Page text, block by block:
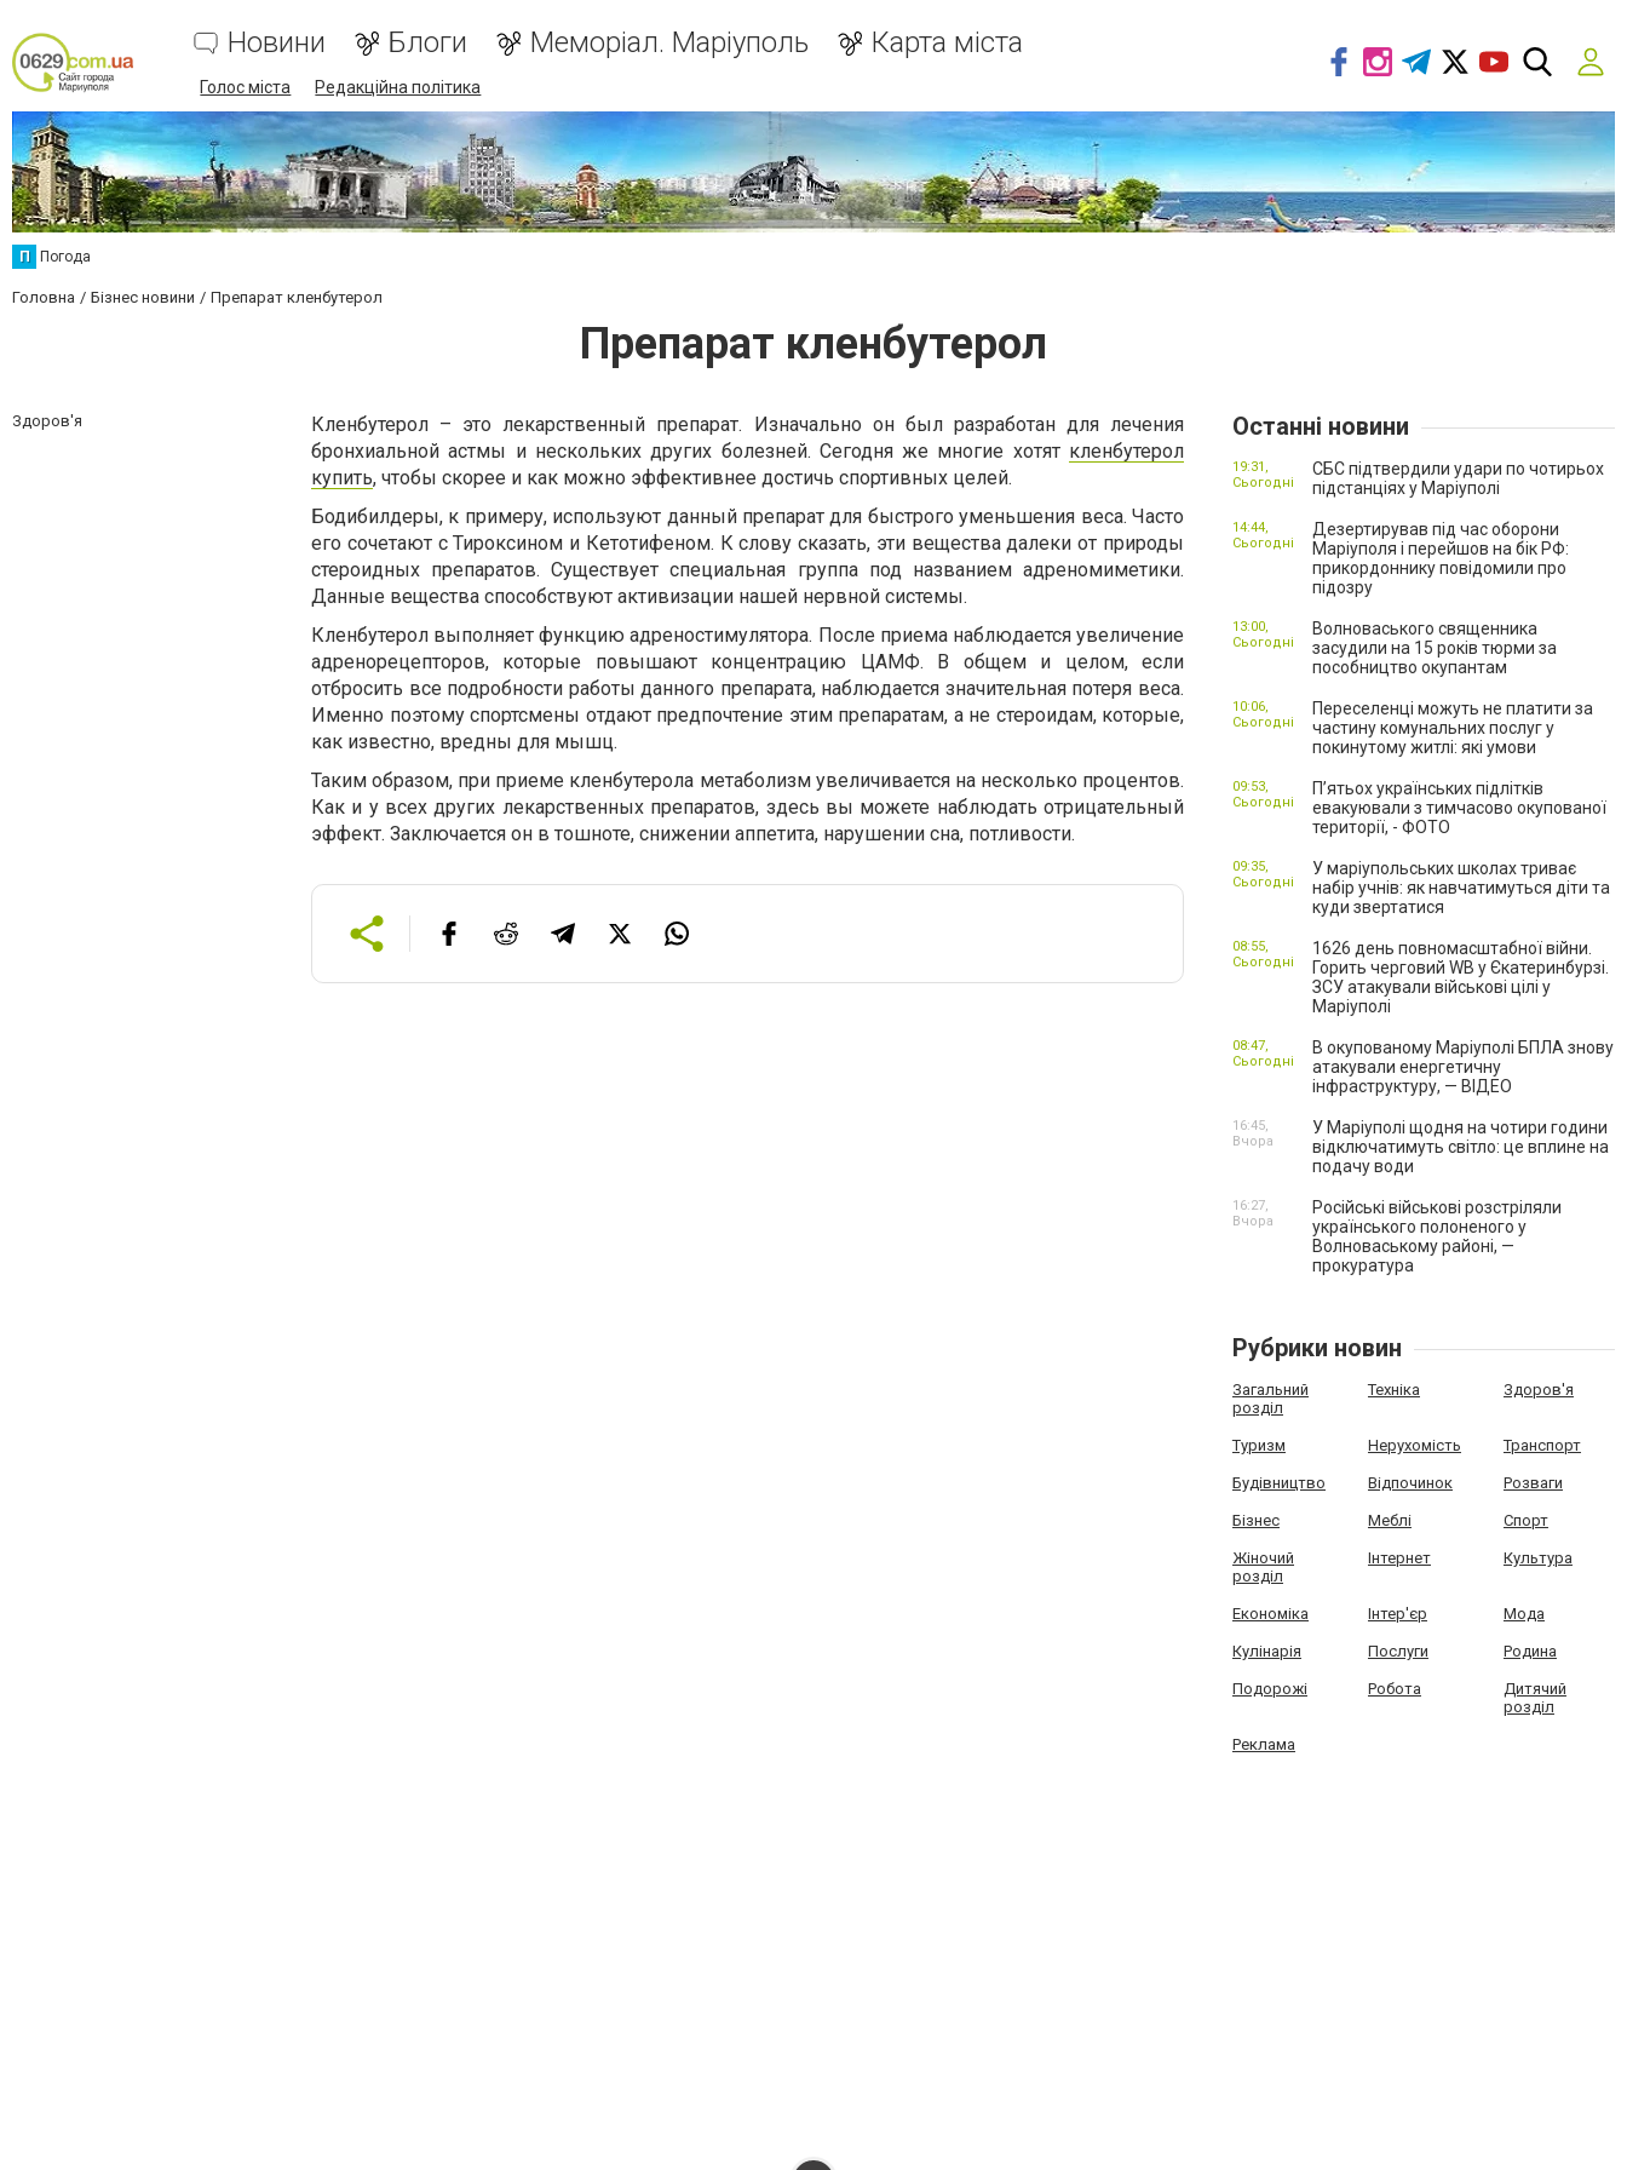
Новини Блоги Меморіал. Маріуполь Карта міста
Голос міста Редакційна політика
П Погода
Головна Бізнес новини Препарат кленбутерол
Препарат кленбутерол
Здоров'я
Кленбутерол – это лекарственный препарат. Изначально он был разработан для лечения
бронхиальной астмы и нескольких других болезней. Сегодня же многие хотят кленбутерол
купить, чтобы скорее и как можно эффективнее достичь спортивных целей.
Бодибилдеры, к примеру, используют данный препарат для быстрого уменьшения веса. Часто
его сочетают с Тироксином и Кетотифеном. К слову сказать, эти вещества далеки от природы
стероидных препаратов. Существует специальная группа под названием адреномиметики.
Данные вещества способствуют активизации нашей нервной системы.
Кленбутерол выполняет функцию адреностимулятора. После приема наблюдается увеличение
адренорецепторов, которые повышают концентрацию ЦАМФ. В общем и целом, если
отбросить все подробности работы данного препарата, наблюдается значительная потеря веса.
Именно поэтому спортсмены отдают предпочтение этим препаратам, а не стероидам, которые,
как известно, вредны для мышц.
Таким образом, при приеме кленбутерола метаболизм увеличивается на несколько процентов.
Как и у всех других лекарственных препаратов, здесь вы можете наблюдать отрицательный
эффект. Заключается он в тошноте, снижении аппетита, нарушении сна, потливости.
Останні новини
СБС підтвердили удари по чотирьох
підстанціях у Маріуполі
19:31,
Сьогодні
Дезертирував під час оборони
Маріуполя і перейшов на бік РФ:
прикордоннику повідомили про
підозру
14:44,
Сьогодні
Волноваського священника
засудили на 15 років тюрми за
пособництво окупантам
13:00,
Сьогодні
Переселенці можуть не платити за
частину комунальних послуг у
покинутому житлі: які умови
10:06,
Сьогодні
П’ятьох українських підлітків
евакуювали з тимчасово окупованої
території, - ФОТО
09:53,
Сьогодні
У маріупольських школах триває
набір учнів: як навчатимуться діти та
куди звертатися
09:35,
Сьогодні
1626 день повномасштабної війни.
Горить черговий WB у Єкатеринбурзі.
ЗСУ атакували військові цілі у
Маріуполі
08:55,
Сьогодні
В окупованому Маріуполі БПЛА знову
атакували енергетичну
інфраструктуру, — ВІДЕО
08:47,
Сьогодні
У Маріуполі щодня на чотири години
відключатимуть світло: це вплине на
подачу води
16:45,
Вчора
Російські військові розстріляли
українського полоненого у
Волноваському районі, —
прокуратура
16:27,
Вчора
Рубрики новин
Загальний
розділ
Техніка Здоров'я
Туризм Нерухомість Транспорт
Будівництво Відпочинок Розваги
Бізнес Меблі Спорт
Жіночий
розділ
Інтернет Культура
Економіка Інтер'єр Мода
Кулінарія Послуги Родина
Подорожі Робота
Дитячий
розділ
Реклама